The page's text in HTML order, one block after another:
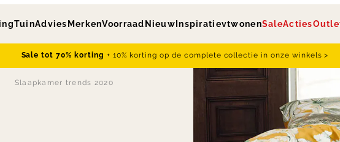
TuinAdvies MerkenVoorraad Nieuw InspiratievtwonenSaleActies
Sale tot 70% korting + 10% korting op de complete collectie in onze winkels >
Slaapkamer trends 2020